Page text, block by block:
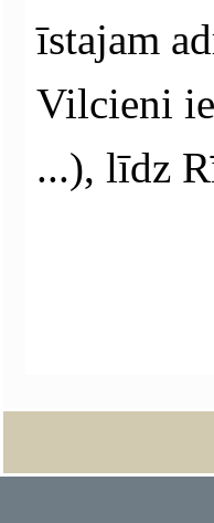
īstajam
Vilcieni
...), līdz